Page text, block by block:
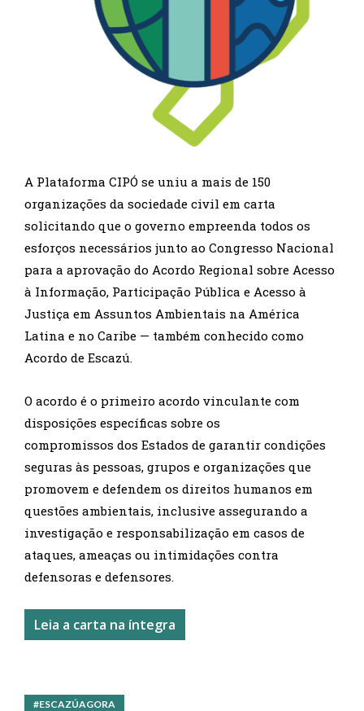
A Plataforma CIPÓ se uniu a mais de 150
organizações da sociedade civil em carta
solicitando que o governo empreenda todos os
esforços necessários junto ao Congresso Nacional
para a aprovação do Acordo Regional sobre Acesso
à Informação, Participação Pública e Acesso à
Justiça em Assuntos Ambientais na América
Latina e no Caribe — também conhecido como
Acordo de Escazú.
O acordo é o primeiro acordo vinculante com
disposições específicas sobre os
compromissos dos Estados de garantir condições
seguras às pessoas, grupos e organizações que
promovem e defendem os direitos humanos em
questões ambientais, inclusive assegurando a
investigação e responsabilização em casos de
ataques, ameaças ou intimidações contra
defensoras e defensores.
Leia a carta na íntegra
#ESCAZÚAGORA